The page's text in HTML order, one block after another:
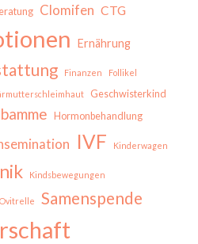
Clomifen CTG
Ernährung
Finanzen Follikel
Geschwisterkind
Hormonbehandlung
IVF Kinderwagen
Kindsbewegungen
Ovitrelle Samenspende